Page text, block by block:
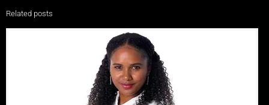
Related posts